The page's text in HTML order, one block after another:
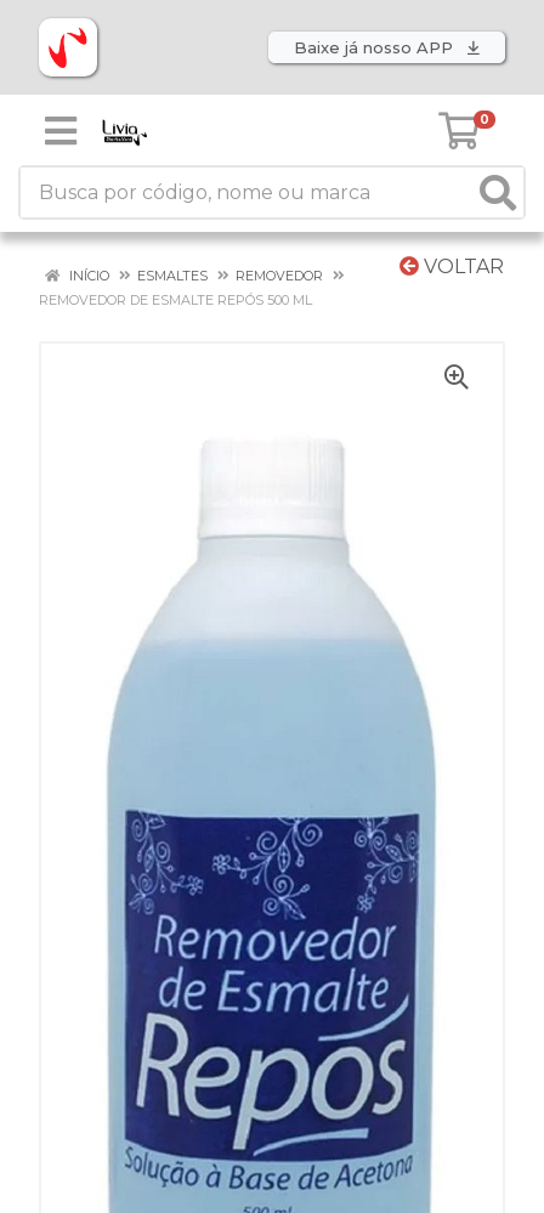
Baixe já nosso APP
0
VOLTAR
INÍCIO ESMALTES
REMOVEDOR
REMOVEDOR DE ESMALTE REPÓS 500 ML